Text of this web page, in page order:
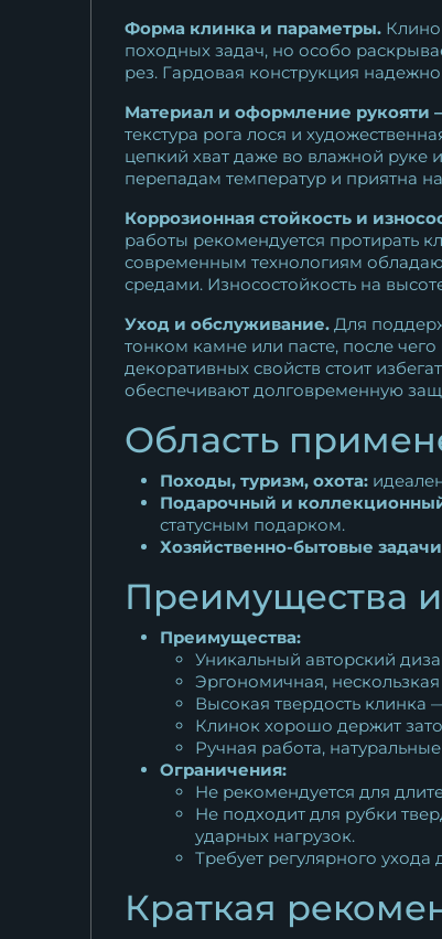
Форма клинка и параметры.
походных задач, но особо
рез. Гардовая конструкция
Материал и оформление рукояти
текстура рога лося и
цепкий хват даже во влажной руке
перепадам температур и приятна
Коррозионная стойкость и
работы рекомендуется протирать
современным технологиям
средами. Износостойкость на
Уход и обслуживание. Для
тонком камне или пасте, после
декоративных свойств стоит
обеспечивают долговременную
Область
Походы, туризм, охота:
Подарочный и
статусным подарком.
Хозяйственно-бытовые
Преимущества
Преимущества:
Уникальный авторский
Эргономичная,
Высокая твердость клинка
Клинок хорошо держит
Ручная работа,
Ограничения:
Не рекомендуется для
Не подходит для рубки
ударных нагрузок.
Требует регулярного
Краткая